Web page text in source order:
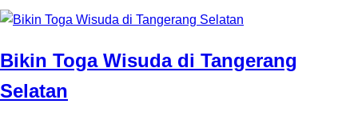
Bikin Toga Wisuda di Tangerang
Selatan